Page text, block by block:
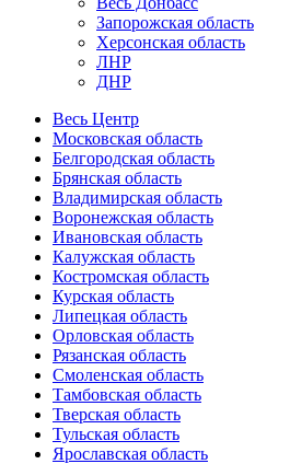
Запорожская область
Херсонская область
ЛНР
ДНР
Весь Центр
Московская область
Белгородская область
Брянская область
Владимирская область
Воронежская область
Ивановская область
Калужская область
Костромская область
Курская область
Липецкая область
Орловская область
Рязанская область
Смоленская область
Тамбовская область
Тверская область
Тульская область
Ярославская область